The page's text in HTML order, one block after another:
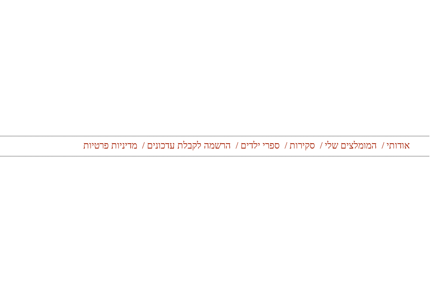
אודותי המומלצים שלי סקירות ספרי ילדים הרשמה לקבלת עדכונים מדיניות פרטיות